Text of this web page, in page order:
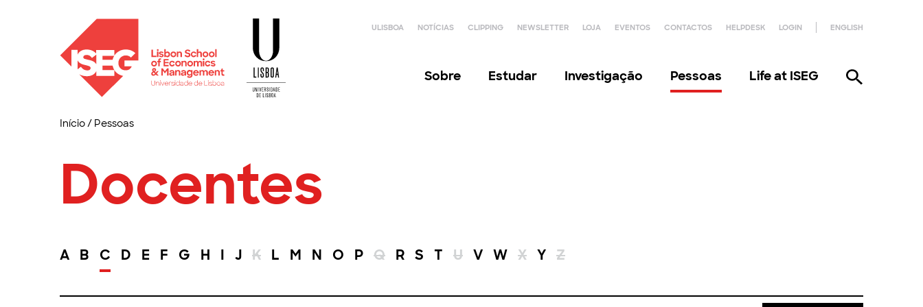
ULISBOA NOTÍCIAS CLIPPING NEWSLETTER LOJA EVENTOS CONTACTOS HELPDESK LOGIN ENGLISH
Sobre Estudar Investigação Pessoas Life at ISEG
Início/ Pessoas
Docentes
A B C D E F G H I J K L M N O P Q R S T U V W X Y Z